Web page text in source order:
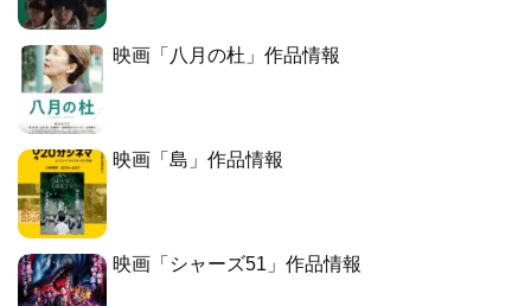
映画「八月の杜」作品情報
映画「島」作品情報
映画「シャーズ51」作品情報